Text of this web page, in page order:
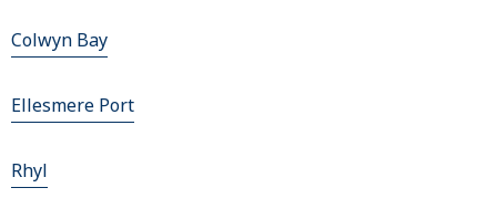
Colwyn Bay
Ellesmere Port
Rhyl